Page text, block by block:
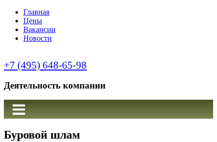
Главная
Цены
Вакансии
Новости
+7 (495) 648-65-98
Деятельность компании
Буровой шлам